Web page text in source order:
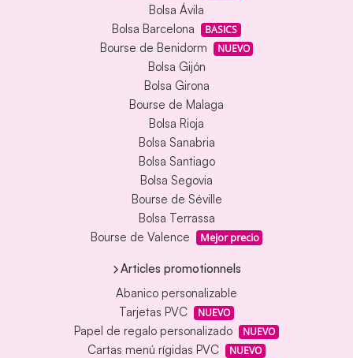
Bolsa Ávila
Bolsa Barcelona
BASICS
Bourse de Benidorm NUEVO
Bolsa Gijón
Bolsa Girona
Bourse de Malaga
Bolsa Rioja
Bolsa Sanabria
Bolsa Santiago
Bolsa Segovia
Bourse de Séville
Bolsa Terrassa
Bourse de Valence
Mejor precio
Articles promotionnels
Abanico personalizable
Tarjetas PVC
NUEVO
Papel de regalo personalizado NUEVO
Cartas menú rígidas PVC NUEVO